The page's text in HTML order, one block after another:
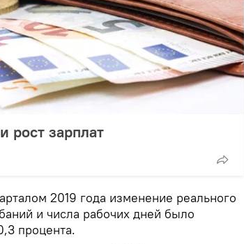
рост зарплат
2019 года изменение реального
и числа рабочих дней было
процента.